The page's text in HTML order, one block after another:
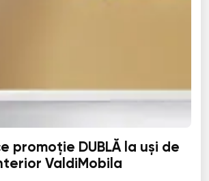
promoție DUBLĂ la uși de
ValdiMobila